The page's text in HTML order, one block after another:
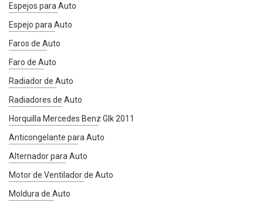
Espejos para Auto
Espejo para Auto
Faros de Auto
Faro de Auto
Radiador de Auto
Radiadores de Auto
Horquilla Mercedes Benz Glk 2011
Anticongelante para Auto
Alternador para Auto
Motor de Ventilador de Auto
Moldura de Auto